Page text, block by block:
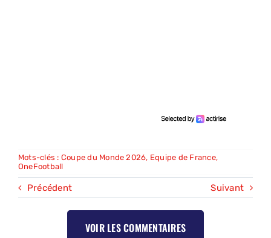
Mots-clés : Coupe du Monde 2026, Equipe de France,
OneFootball
Précédent Suivant
VOIR LES COMMENTAIRES